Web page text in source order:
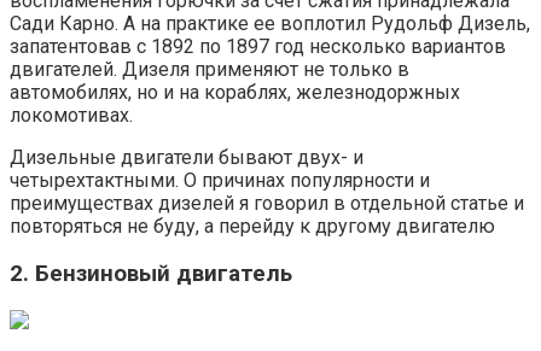
Сади Карно. А на практике ее воплотил Рудольф Дизель,
запатентовав с 1892 по 1897 год несколько вариантов
двигателей. Дизеля применяют не только в
автомобилях, но и на кораблях, железнодоржных
локомотивах.
Дизельные двигатели бывают двух- и
четырехтактными. О причинах популярности и
преимуществах дизелей я говорил в отдельной статье и
повторяться не буду, а перейду к другому двигателю
2. Бензиновый двигатель